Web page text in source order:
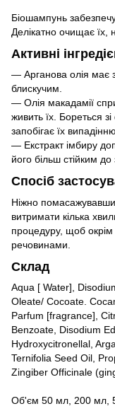
Біошампунь
Делікатно очищає їх,
Активні
— Арганова олія має
блискучим.
— Олія макадамії
живить їх. Бореться
запобігає їх
— Екстракт імбиру
його більш стійким до
Спосіб
Ніжно
витримати кілька
процедуру, щоб
речовинами.
Склад
Aqua [ Water],
Oleate/ Cocoate.
Parfum [fragrance],
Benzoate, Disodium
Hydroxycitronellal,
Ternifolia Seed Oil,
Zingiber Officinale
Об'єм 50 мл, 200 мл,